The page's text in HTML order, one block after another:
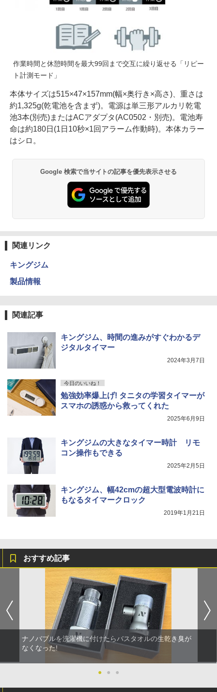
作業時間と休憩時間を最大99回まで交互に繰り返せる「リピー
ト計測モード」
本体サイズは515×47×157mm(幅×奥行き×高さ)、重さは
約1,325g(乾電池を含まず)。電源は単三形アルカリ乾電
池3本(別売)またはACアダプタ(AC0502・別売)。電池寿
命は約180日(1日10秒×1回アラーム作動時)。本体カラー
はシロ。
Google 検索で当サイトの記事を優先表示させる
関連リンク
キングジム
製品情報
関連記事
キングジム、時間の進みがすぐわかるデ
ジタルタイマー
2024年3月7日
今日のいいね！
勉強効率爆上げ! タニタの学習タイマーが
スマホの誘惑から救ってくれた
2025年6月9日
キングジムの大きなタイマー時計 リモ
コン操作もできる
2025年2月5日
キングジム、幅42cmの超大型電波時計に
もなるタイマークロック
2019年1月21日
おすすめ記事
ナノバブルを洗濯機に付けたらバスタオルの生乾き臭が
なくなった!
● ● ●